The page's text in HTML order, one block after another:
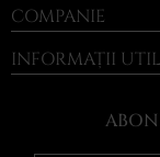
COMPANIE
INFORMAȚII